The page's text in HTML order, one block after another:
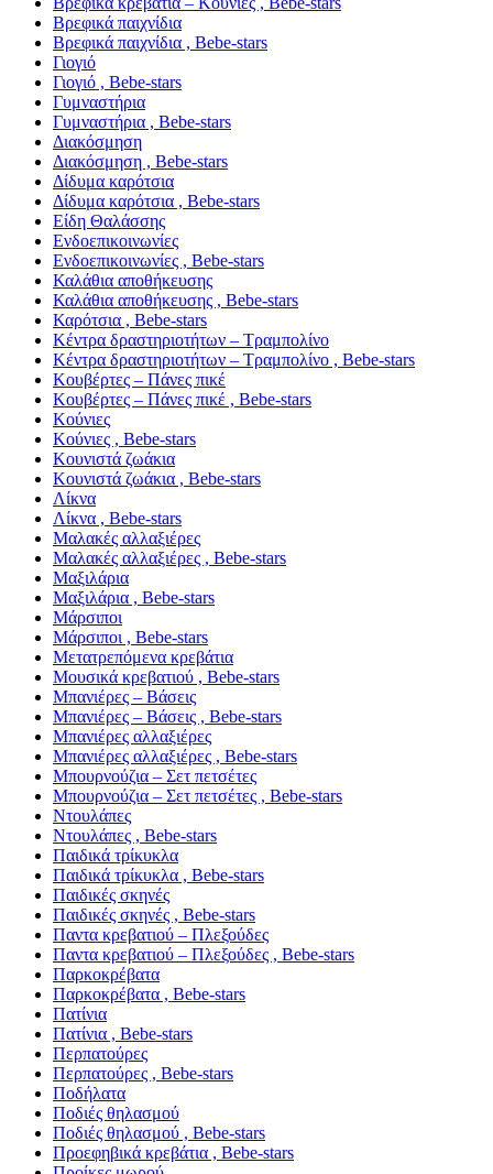
Βρεφικά παιχνίδια
Βρεφικά παιχνίδια , Bebe-stars
Γιογιό
Γιογιό , Bebe-stars
Γυμναστήρια
Γυμναστήρια , Bebe-stars
Διακόσμηση
Διακόσμηση , Bebe-stars
Δίδυμα καρότσια
Δίδυμα καρότσια , Bebe-stars
Είδη Θαλάσσης
Ενδοεπικοινωνίες
Ενδοεπικοινωνίες , Bebe-stars
Καλάθια αποθήκευσης
Καλάθια αποθήκευσης , Bebe-stars
Καρότσια , Bebe-stars
Κέντρα δραστηριοτήτων – Τραμπολίνο
Κέντρα δραστηριοτήτων – Τραμπολίνο , Bebe-stars
Κουβέρτες – Πάνες πικέ
Κουβέρτες – Πάνες πικέ , Bebe-stars
Κούνιες
Κούνιες , Bebe-stars
Κουνιστά ζωάκια
Κουνιστά ζωάκια , Bebe-stars
Λίκνα
Λίκνα , Bebe-stars
Μαλακές αλλαξιέρες
Μαλακές αλλαξιέρες , Bebe-stars
Μαξιλάρια
Μαξιλάρια , Bebe-stars
Μάρσιποι
Μάρσιποι , Bebe-stars
Μετατρεπόμενα κρεβάτια
Μουσικά κρεβατιού , Bebe-stars
Μπανιέρες – Βάσεις
Μπανιέρες – Βάσεις , Bebe-stars
Μπανιέρες αλλαξιέρες
Μπανιέρες αλλαξιέρες , Bebe-stars
Μπουρνούζια – Σετ πετσέτες
Μπουρνούζια – Σετ πετσέτες , Bebe-stars
Ντουλάπες
Ντουλάπες , Bebe-stars
Παιδικά τρίκυκλα
Παιδικά τρίκυκλα , Bebe-stars
Παιδικές σκηνές
Παιδικές σκηνές , Bebe-stars
Παντα κρεβατιού – Πλεξούδες
Παντα κρεβατιού – Πλεξούδες , Bebe-stars
Παρκοκρέβατα
Παρκοκρέβατα , Bebe-stars
Πατίνια
Πατίνια , Bebe-stars
Περπατούρες
Περπατούρες , Bebe-stars
Ποδήλατα
Ποδιές θηλασμού
Ποδιές θηλασμού , Bebe-stars
Προεφηβικά κρεβάτια , Bebe-stars